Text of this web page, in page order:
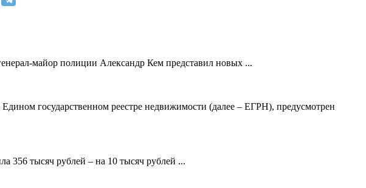
майор полиции Александр Кем представил новых ...
государственном реестре недвижимости (далее – ЕГРН), предусмотрен
356 тысяч рублей – на 10 тысяч рублей ...